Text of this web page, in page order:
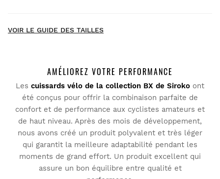
Essayez nos produits dans le confort de votre chez-vous.
Vous avez 30 jours à partir de la date de livraison pour
envoyer un retour.
Vous pouvez facilement retourner un produit de votre
commande depuis votre compte utilisateur.
VOIR LE GUIDE DES TAILLES
AMÉLIOREZ VOTRE PERFORMANCE
Les cuissards vélo de la collection BX de Siroko ont
été conçus pour offrir la combinaison parfaite de
confort et de performance aux cyclistes amateurs et
de haut niveau. Après des mois de développement,
nous avons créé un produit polyvalent et très léger
qui garantit la meilleure adaptabilité pendant les
moments de grand effort. Un produit excellent qui
assure un bon équilibre entre qualité et